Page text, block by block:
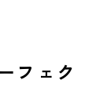
フェク